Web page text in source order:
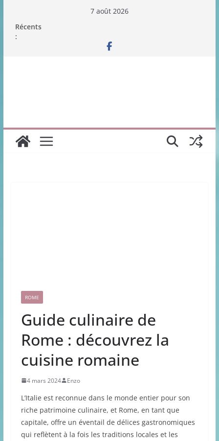
contenu
7 août 2026
Récents
:
ROME
Guide culinaire de
Rome : découvrez la
cuisine romaine
4 mars 2024 Enzo
L’Italie est reconnue dans le monde entier pour son
riche patrimoine culinaire, et Rome, en tant que
capitale, offre un éventail de délices gastronomiques
qui reflètent à la fois les traditions locales et les